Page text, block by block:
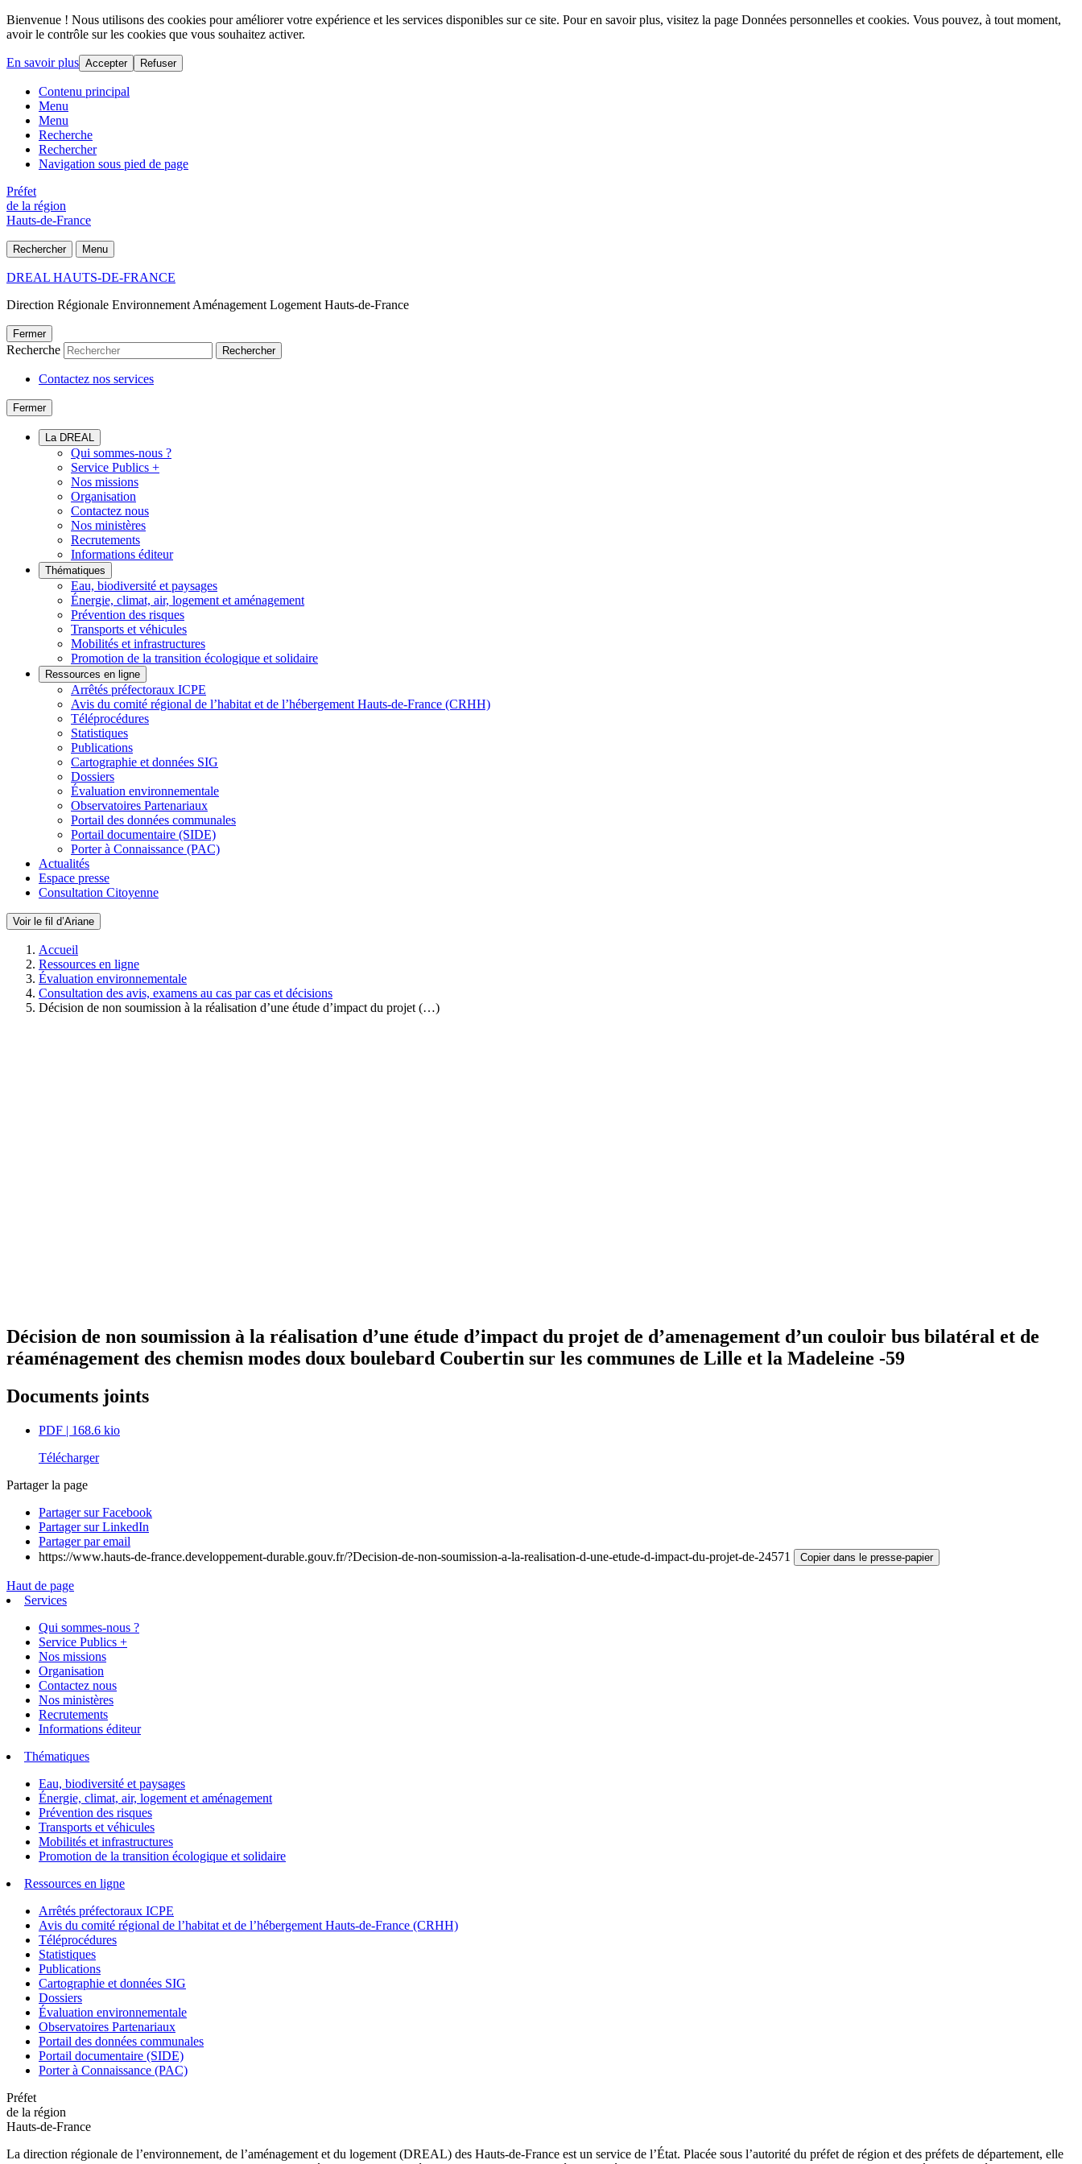
Bienvenue ! Nous utilisons des cookies pour améliorer votre expérience et les services disponibles sur ce site. Pour en savoir plus, visitez la page Données personnelles et cookies. Vous pouvez, à tout moment,
avoir le contrôle sur les cookies que vous souhaitez activer.
En savoir plus Accepter Refuser
Contenu principal
Menu
Menu
Recherche
Rechercher
Navigation sous pied de page
Préfet
de la région
Hauts-de-France
Rechercher Menu
DREAL HAUTS-DE-FRANCE
Direction Régionale Environnement Aménagement Logement Hauts-de-France
Fermer
Recherche Rechercher
Contactez nos services
Fermer
La DREAL
Qui sommes-nous ?
Service Publics +
Nos missions
Organisation
Contactez nous
Nos ministères
Recrutements
Informations éditeur
Thématiques
Eau, biodiversité et paysages
Énergie, climat, air, logement et aménagement
Prévention des risques
Transports et véhicules
Mobilités et infrastructures
Promotion de la transition écologique et solidaire
Ressources en ligne
Arrêtés préfectoraux ICPE
Avis du comité régional de l’habitat et de l’hébergement Hauts-de-France (CRHH)
Téléprocédures
Statistiques
Publications
Cartographie et données SIG
Dossiers
Évaluation environnementale
Observatoires Partenariaux
Portail des données communales
Portail documentaire (SIDE)
Porter à Connaissance (PAC)
Actualités
Espace presse
Consultation Citoyenne
Voir le fil d’Ariane
Accueil
Ressources en ligne
Évaluation environnementale
Consultation des avis, examens au cas par cas et décisions
Décision de non soumission à la réalisation d’une étude d’impact du projet (…)
Décision de non soumission à la réalisation d’une étude d’impact du projet de d’amenagement d’un couloir bus bilatéral et de
réaménagement des chemisn modes doux boulebard Coubertin sur les communes de Lille et la Madeleine -59
Documents joints
PDF | 168.6 kio
Télécharger
Partager la page
Partager sur Facebook
Partager sur LinkedIn
Partager par email
https://www.hauts-de-france.developpement-durable.gouv.fr/?Decision-de-non-soumission-a-la-realisation-d-une-etude-d-impact-du-projet-de-24571
Copier dans le presse-papier
Haut de page
Services
Qui sommes-nous ?
Service Publics +
Nos missions
Organisation
Contactez nous
Nos ministères
Recrutements
Informations éditeur
Thématiques
Eau, biodiversité et paysages
Énergie, climat, air, logement et aménagement
Prévention des risques
Transports et véhicules
Mobilités et infrastructures
Promotion de la transition écologique et solidaire
Ressources en ligne
Arrêtés préfectoraux ICPE
Avis du comité régional de l’habitat et de l’hébergement Hauts-de-France (CRHH)
Téléprocédures
Statistiques
Publications
Cartographie et données SIG
Dossiers
Évaluation environnementale
Observatoires Partenariaux
Portail des données communales
Portail documentaire (SIDE)
Porter à Connaissance (PAC)
Préfet
de la région
Hauts-de-France
La direction régionale de l’environnement, de l’aménagement et du logement (DREAL) des Hauts-de-France est un service de l’État. Placée sous l’autorité du préfet de région et des préfets de département, elle